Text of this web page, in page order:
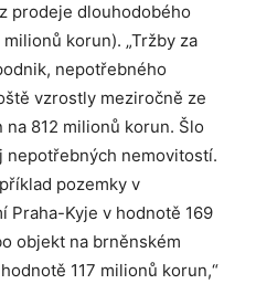
prodeje dlouhodobého
korun). „Tržby za
nepotřebného
vzrostly meziročně ze
812 milionů korun. Šlo
nepotřebných nemovitostí.
pozemky v
Praha-Kyje v hodnotě 169
objekt na brněnském
117 milionů korun,“